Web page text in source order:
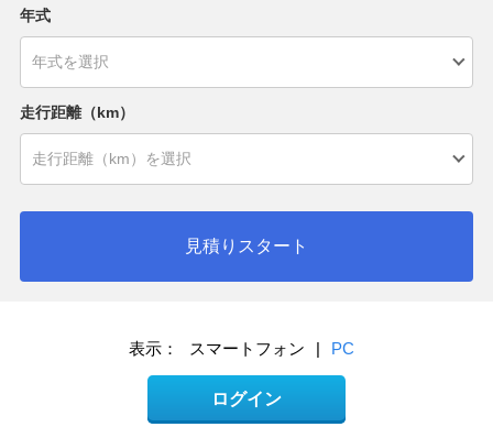
年式
走行距離（km）
見積りスタート
表示： スマートフォン | PC
ログイン